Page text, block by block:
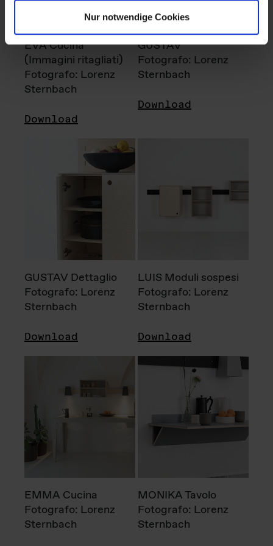
Nur notwendige Cookies
EVA Cucina
(Immagini ritagliati)
Fotografo: Lorenz
Sternbach
Download
GUSTAV
Fotografo: Lorenz
Sternbach
Download
GUSTAV Dettaglio
Fotografo: Lorenz
Sternbach
Download
LUIS Moduli sospesi
Fotografo: Lorenz
Sternbach
Download
EMMA Cucina
Fotografo: Lorenz
Sternbach
MONIKA Tavolo
Fotografo: Lorenz
Sternbach